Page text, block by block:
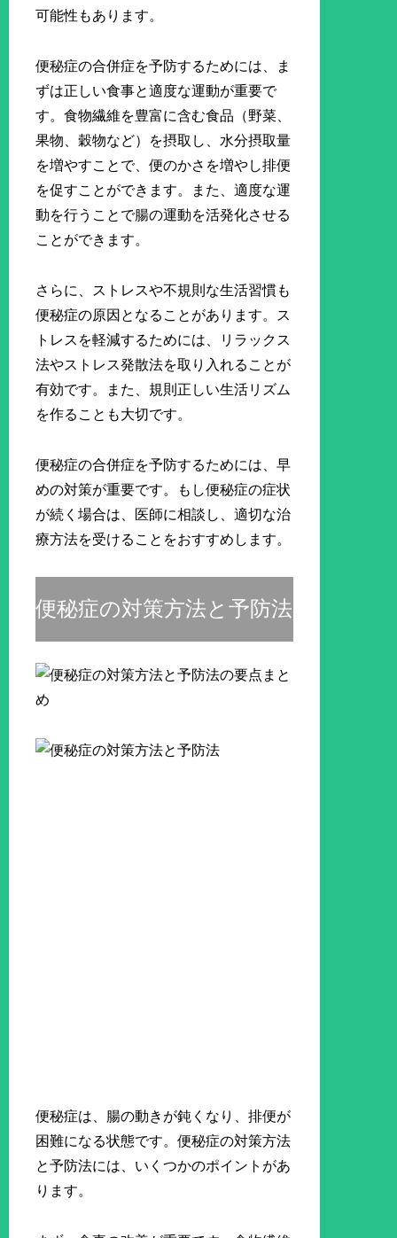
可能性もあります。
便秘症の合併症を予防するためには、ま
ずは正しい食事と適度な運動が重要で
す。食物繊維を豊富に含む食品（野菜、
果物、穀物など）を摂取し、水分摂取量
を増やすことで、便のかさを増やし排便
を促すことができます。また、適度な運
動を行うことで腸の運動を活発化させる
ことができます。
さらに、ストレスや不規則な生活習慣も
便秘症の原因となることがあります。ス
トレスを軽減するためには、リラックス
法やストレス発散法を取り入れることが
有効です。また、規則正しい生活リズム
を作ることも大切です。
便秘症の合併症を予防するためには、早
めの対策が重要です。もし便秘症の症状
が続く場合は、医師に相談し、適切な治
療方法を受けることをおすすめします。
便秘症の対策方法と予防法
便秘症は、腸の動きが鈍くなり、排便が
困難になる状態です。便秘症の対策方法
と予防法には、いくつかのポイントがあ
ります。